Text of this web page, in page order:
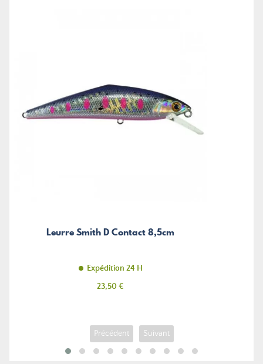
Leurre Smith D Contact 8,5cm
Expédition 24 H
Prix
23,50 €
Précédent Suivant